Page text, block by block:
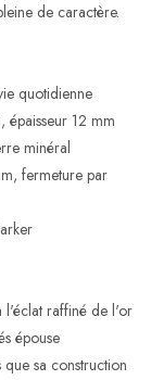
de caractère.
quotidienne
12 mm
minéral
fermeture par
l'éclat raffiné de l'or
épouse
sa construction